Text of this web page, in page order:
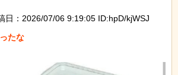
日：2026/07/06 9:19:05 ID:hpD/kjWSJ
たな